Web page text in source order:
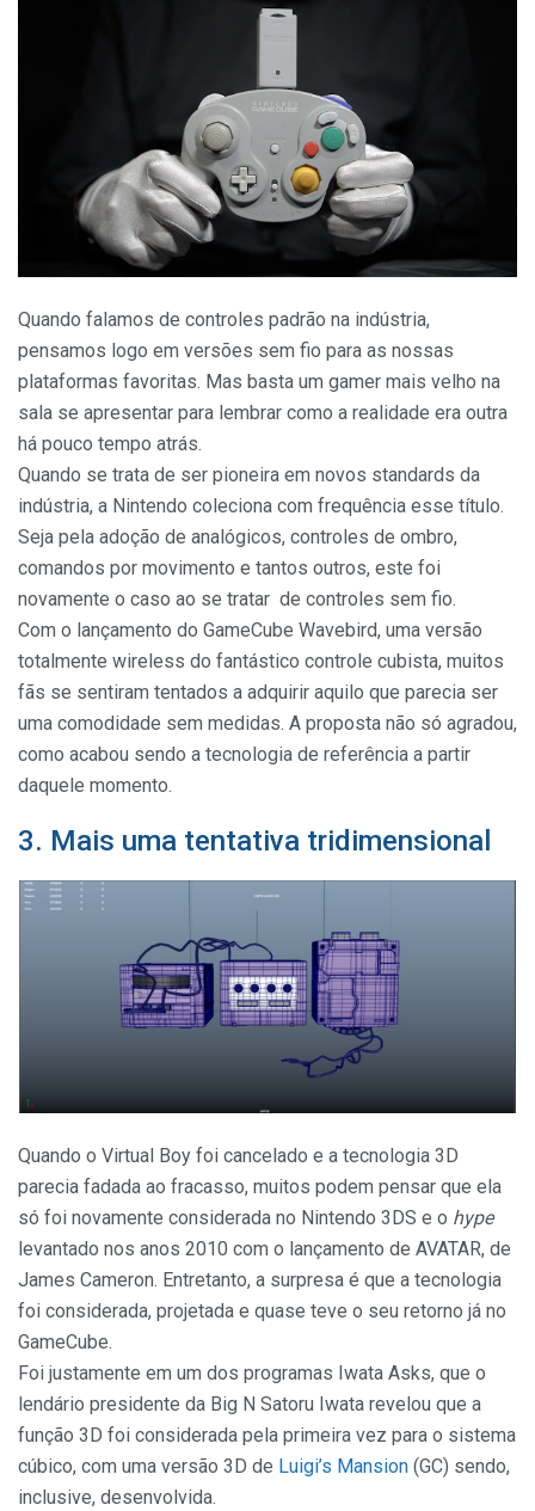
Quando falamos de controles padrão na indústria,
pensamos logo em versões sem fio para as nossas
plataformas favoritas. Mas basta um gamer mais velho na
sala se apresentar para lembrar como a realidade era outra
há pouco tempo atrás.
Quando se trata de ser pioneira em novos standards da
indústria, a Nintendo coleciona com frequência esse título.
Seja pela adoção de analógicos, controles de ombro,
comandos por movimento e tantos outros, este foi
novamente o caso ao se tratar de controles sem fio.
Com o lançamento do GameCube Wavebird, uma versão
totalmente wireless do fantástico controle cubista, muitos
fãs se sentiram tentados a adquirir aquilo que parecia ser
uma comodidade sem medidas. A proposta não só agradou,
como acabou sendo a tecnologia de referência a partir
daquele momento.
3. Mais uma tentativa tridimensional
Quando o Virtual Boy foi cancelado e a tecnologia 3D
parecia fadada ao fracasso, muitos podem pensar que ela
só foi novamente considerada no Nintendo 3DS e o hype
levantado nos anos 2010 com o lançamento de AVATAR, de
James Cameron. Entretanto, a surpresa é que a tecnologia
foi considerada, projetada e quase teve o seu retorno já no
GameCube.
Foi justamente em um dos programas Iwata Asks, que o
lendário presidente da Big N Satoru Iwata revelou que a
função 3D foi considerada pela primeira vez para o sistema
cúbico, com uma versão 3D de Luigi’s Mansion (GC) sendo,
inclusive, desenvolvida.